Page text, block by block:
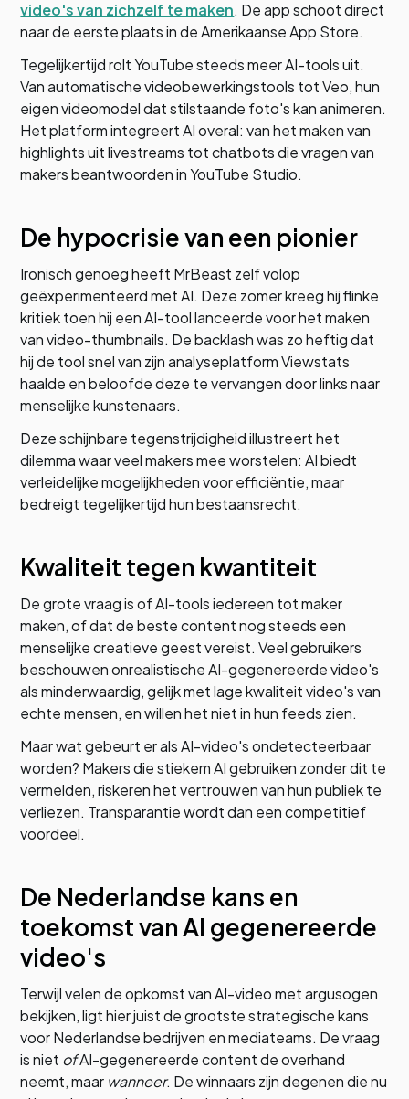
video's van zichzelf te maken. De app schoot direct
naar de eerste plaats in de Amerikaanse App Store.
Tegelijkertijd rolt YouTube steeds meer AI-tools uit.
Van automatische videobewerkingstools tot Veo, hun
eigen videomodel dat stilstaande foto's kan animeren.
Het platform integreert AI overal: van het maken van
highlights uit livestreams tot chatbots die vragen van
makers beantwoorden in YouTube Studio.
De hypocrisie van een pionier
Ironisch genoeg heeft MrBeast zelf volop
geëxperimenteerd met AI. Deze zomer kreeg hij flinke
kritiek toen hij een AI-tool lanceerde voor het maken
van video-thumbnails. De backlash was zo heftig dat
hij de tool snel van zijn analyseplatform Viewstats
haalde en beloofde deze te vervangen door links naar
menselijke kunstenaars.
Deze schijnbare tegenstrijdigheid illustreert het
dilemma waar veel makers mee worstelen: AI biedt
verleidelijke mogelijkheden voor efficiëntie, maar
bedreigt tegelijkertijd hun bestaansrecht.
Kwaliteit tegen kwantiteit
De grote vraag is of AI-tools iedereen tot maker
maken, of dat de beste content nog steeds een
menselijke creatieve geest vereist. Veel gebruikers
beschouwen onrealistische AI-gegenereerde video's
als minderwaardig, gelijk met lage kwaliteit video's van
echte mensen, en willen het niet in hun feeds zien.
Maar wat gebeurt er als AI-video's ondetecteerbaar
worden? Makers die stiekem AI gebruiken zonder dit te
vermelden, riskeren het vertrouwen van hun publiek te
verliezen. Transparantie wordt dan een competitief
voordeel.
De Nederlandse kans en
toekomst van AI gegenereerde
video's
Terwijl velen de opkomst van AI-video met argusogen
bekijken, ligt hier juist de grootste strategische kans
voor Nederlandse bedrijven en mediateams. De vraag
is niet ofAI-gegenereerde content de overhand
neemt, maar wanneer. De winnaars zijn degenen die nu